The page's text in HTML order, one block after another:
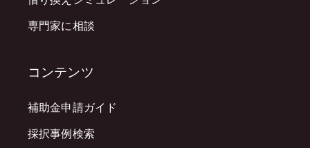
専門家に相談
コンテンツ
補助金申請ガイド
採択事例検索